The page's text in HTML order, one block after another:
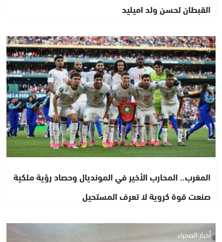
القبطان لحسن ولد اميليد
رياضة
المغرب.. المحارب الأخير في المونديال وحصاد رؤية ملكية
صنعت قوة كروية لا تعرف المستحيل
أخبار الصحراء